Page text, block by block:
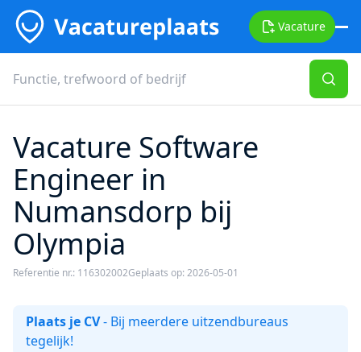
Vacature
Vacature Software
Engineer in
Numansdorp bij
Olympia
Referentie nr.: 116302002Geplaats op: 2026-05-01
Plaats je CV- Bij meerdere uitzendbureaus
tegelijk!